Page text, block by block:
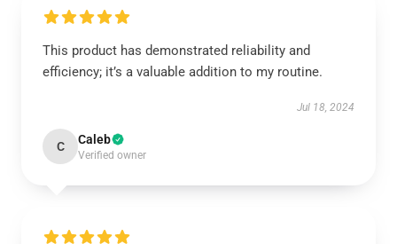
This product has demonstrated reliability and
efficiency; it’s a valuable addition to my routine.
Jul 18, 2024
C Caleb
Verified owner